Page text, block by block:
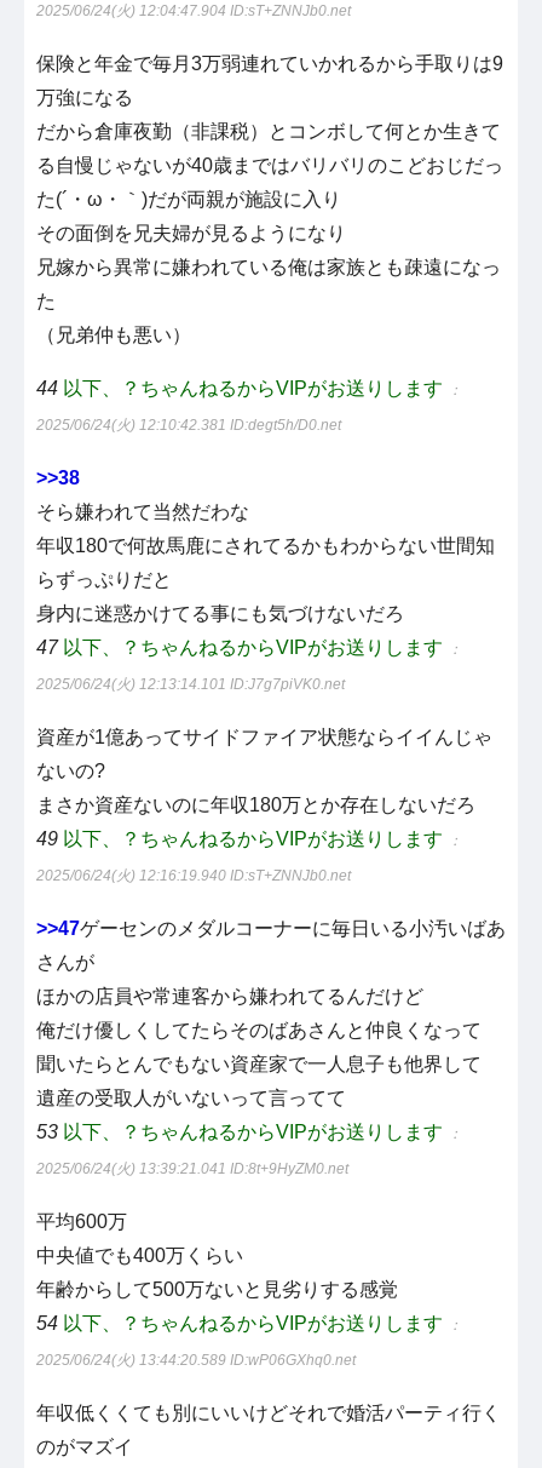
2025/06/24(火) 12:04:47.904 ID:sT+ZNNJb0.net
保険と年金で毎月3万弱連れていかれるから手取りは9
万強になる
だから倉庫夜勤（非課税）とコンボして何とか生きて
る自慢じゃないが40歳まではバリバリのこどおじだっ
た(´・ω・｀)だが両親が施設に入り
その面倒を兄夫婦が見るようになり
兄嫁から異常に嫌われている俺は家族とも疎遠になっ
た
（兄弟仲も悪い）
44 以下、？ちゃんねるからVIPがお送りします ：
2025/06/24(火) 12:10:42.381 ID:degt5h/D0.net
>>38
そら嫌われて当然だわな
年収180で何故馬鹿にされてるかもわからない世間知
らずっぷりだと
身内に迷惑かけてる事にも気づけないだろ
47 以下、？ちゃんねるからVIPがお送りします ：
2025/06/24(火) 12:13:14.101 ID:J7g7piVK0.net
資産が1億あってサイドファイア状態ならイイんじゃ
ないの?
まさか資産ないのに年収180万とか存在しないだろ
49 以下、？ちゃんねるからVIPがお送りします ：
2025/06/24(火) 12:16:19.940 ID:sT+ZNNJb0.net
>>47ゲーセンのメダルコーナーに毎日いる小汚いばあ
さんが
ほかの店員や常連客から嫌われてるんだけど
俺だけ優しくしてたらそのばあさんと仲良くなって
聞いたらとんでもない資産家で一人息子も他界して
遺産の受取人がいないって言ってて
53 以下、？ちゃんねるからVIPがお送りします ：
2025/06/24(火) 13:39:21.041 ID:8t+9HyZM0.net
平均600万
中央値でも400万くらい
年齢からして500万ないと見劣りする感覚
54 以下、？ちゃんねるからVIPがお送りします ：
2025/06/24(火) 13:44:20.589 ID:wP06GXhq0.net
年収低くくても別にいいけどそれで婚活パーティ行く
のがマズイ